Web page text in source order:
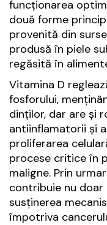
funcționarea
două forme
provenită din
produsă în piele
regăsită în
Vitamina D
fosforului,
dinților, dar are și
antiinflamatorii și
proliferarea
procese critice în
maligne. Prin
contribuie nu doar
susținerea
împotriva